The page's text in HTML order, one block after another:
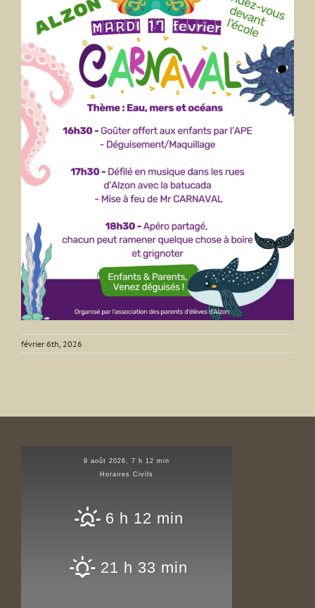
février 6th, 2026
9 août 2026, 7 h 12 min
Horaires Civils
6 h 12 min
21 h 33 min